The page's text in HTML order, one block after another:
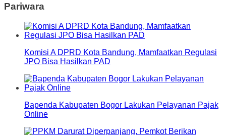
Pariwara
Komisi A DPRD Kota Bandung, Mamfaatkan Regulasi
JPO Bisa Hasilkan PAD
Bapenda Kabupaten Bogor Lakukan Pelayanan Pajak
Online